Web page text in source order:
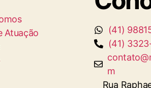
Atuação
(41)
(41)
m
Rua